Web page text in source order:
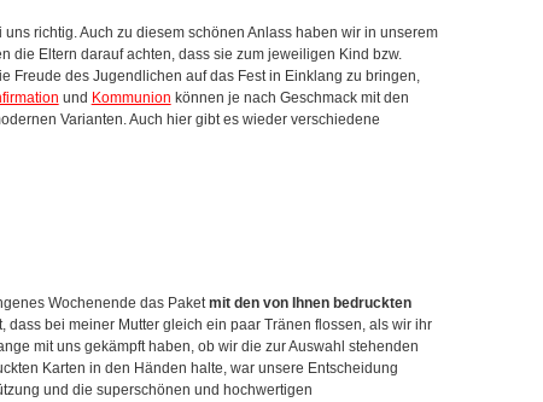
uns richtig. Auch zu diesem schönen Anlass haben wir in unserem
die Eltern darauf achten, dass sie zum jeweiligen Kind bzw.
Freude des Jugendlichen auf das Fest in Einklang zu bringen,
und Kommunion können je nach Geschmack mit den
Varianten. Auch hier gibt es wieder verschiedene
Wochenende das Paketmit den von Ihnen bedruckten
dass bei meiner Mutter gleich ein paar Tränen flossen, als wir ihr
mit uns gekämpft haben, ob wir die zur Auswahl stehenden
Karten in den Händen halte, war unsere Entscheidung
und die superschönen und hochwertigen